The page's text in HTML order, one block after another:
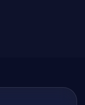
de l'actu